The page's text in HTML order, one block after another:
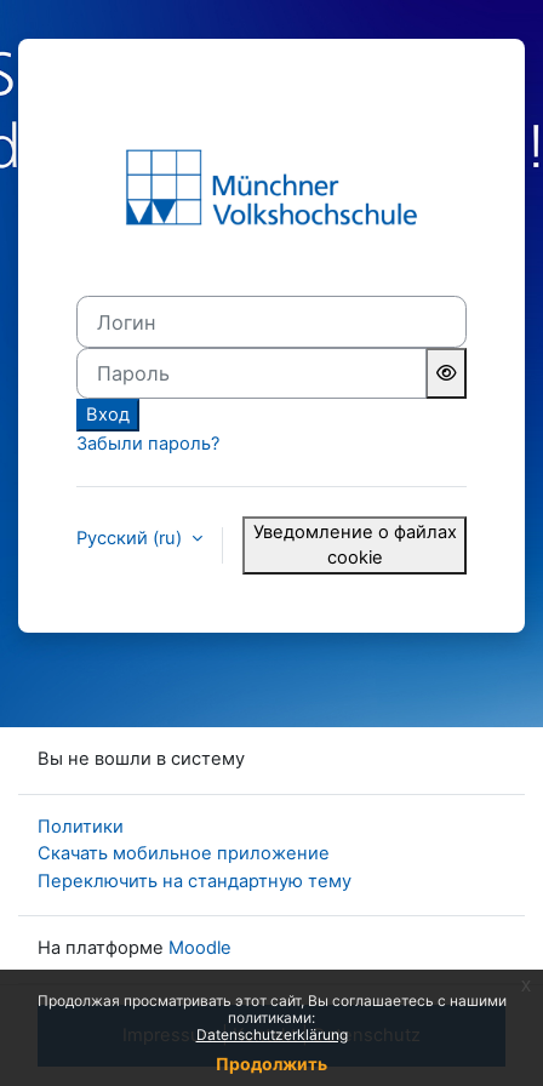
Продолжая просматривать этот сайт, Вы соглашаетесь с нашими
политиками:
Datenschutzerklärung
Продолжить
x
Зайти на
Логин
Пароль
Вход
Забыли пароль?
Русский ‎(ru)‎
Уведомление о файлах
cookie
Вы не вошли в систему
Политики
Скачать мобильное приложение
Переключить на стандартную тему
На платформе Moodle
Impressum|Kontakt|Datenschutz